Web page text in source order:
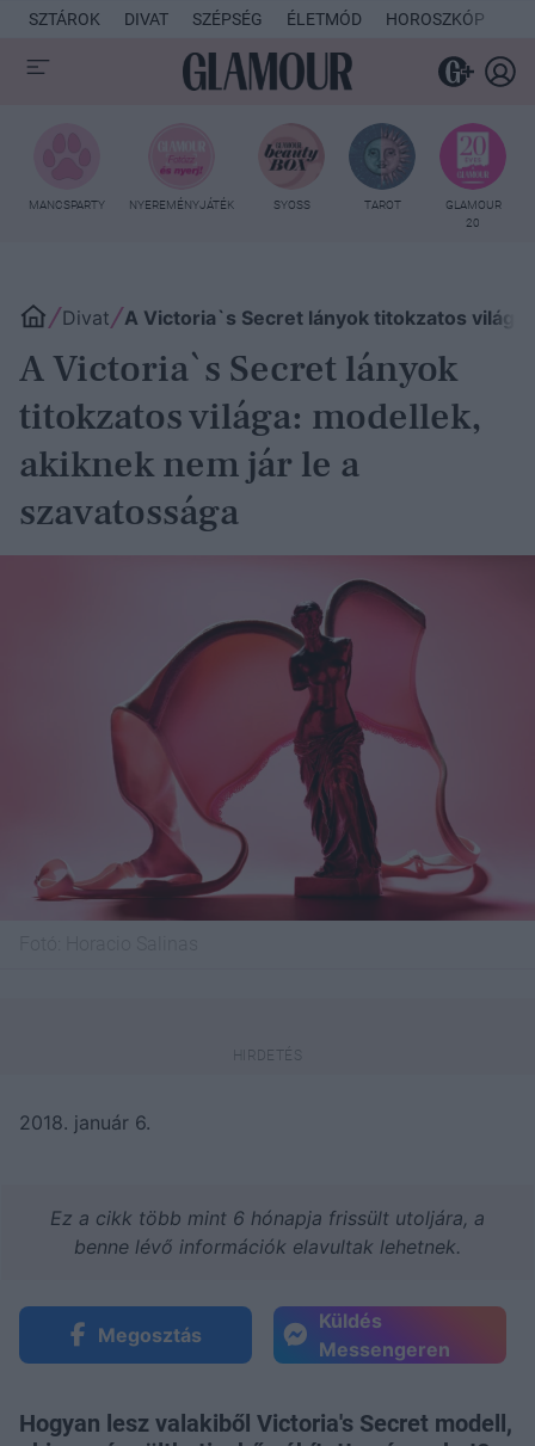
SZTÁROK DIVAT SZÉPSÉG ÉLETMÓD HOROSZKÓP
MANCSPARTY NYEREMÉNYJÁTÉK SYOSS TAROT
GLAMOUR
20
Divat A Victoria`s Secret lányok titokzatos
A Victoria`s Secret lányok
titokzatos világa: modellek,
akiknek nem jár le a
szavatossága
2018. január 6.
Ez a cikk több mint 6 hónapja frissült utoljára, a
benne lévő információk elavultak lehetnek.
Megosztás
Küldés
Messengeren
Hogyan lesz valakiből Victoria's Secret modell,